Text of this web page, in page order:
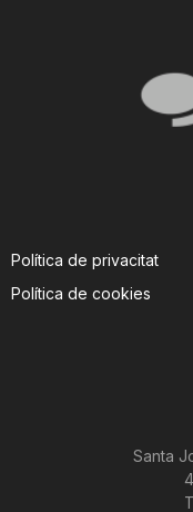
Política de privacitat
Política de cookies
Santa